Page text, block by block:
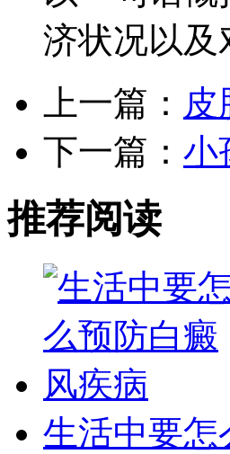
济状况以及
上一篇： 皮
下一篇： 小
推荐阅读
生活中要怎